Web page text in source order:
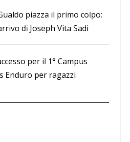
piazza il primo colpo:
di Joseph Vita Sadi
per il 1° Campus
Enduro per ragazzi